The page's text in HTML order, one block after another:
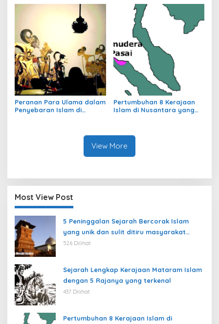
Peranan Para Ulama dalam
Penyebaran Islam di
Pertumbuhan 8 Kerajaan
Islam di Nusantara yang
View More
Most View Post
5 Peninggalan Sejarah Bercorak Islam
yang unik dan sulit ditiru masyarakat
modern
526 Dilihat
Sejarah Lengkap Kerajaan Mataram Islam
dengan 5 Rajanya yang terkenal
437 Dilihat
Pertumbuhan 8 Kerajaan Islam di